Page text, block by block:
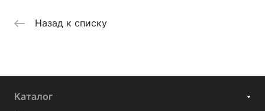
Назад к списку
Каталог